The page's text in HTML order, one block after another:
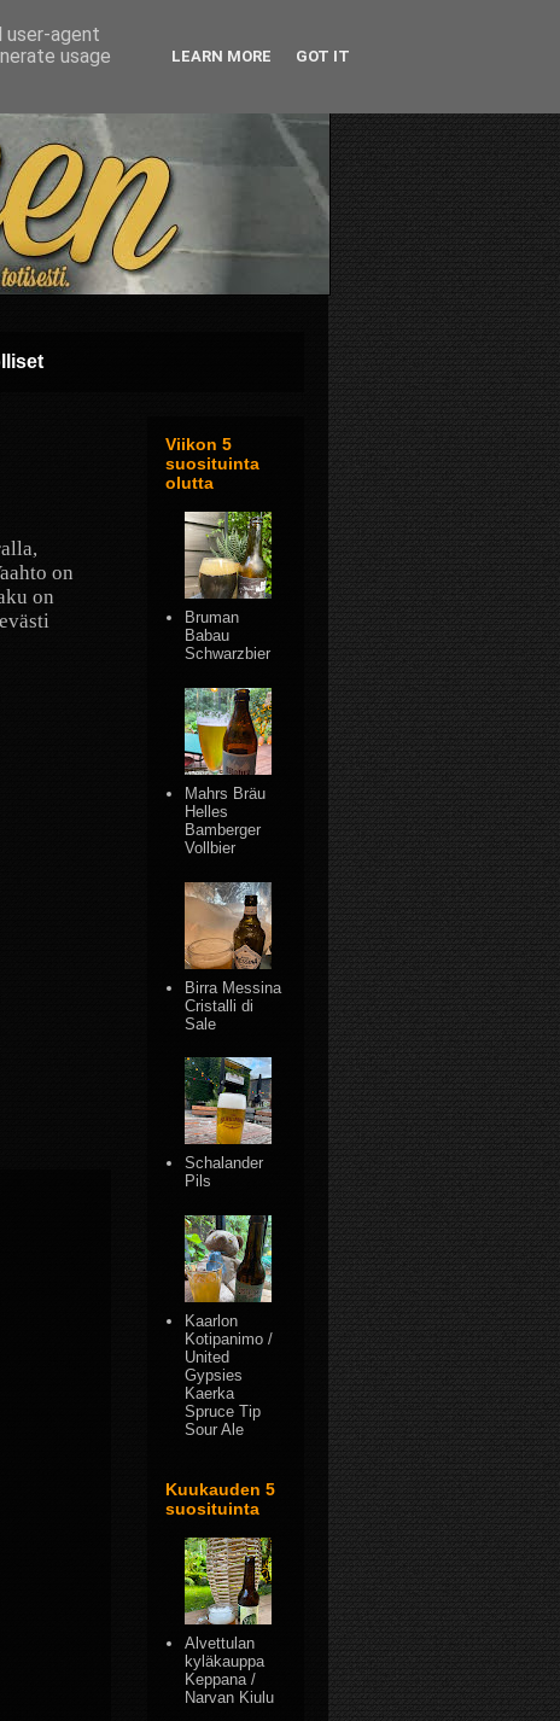
on
on
Viikon 5
suosituinta
olutta
Bruman
Babau
Schwarzbier
Mahrs Bräu
Helles
Bamberger
Vollbier
Birra Messina
Cristalli di
Sale
Schalander
Pils
Kaarlon
Kotipanimo /
United
Gypsies
Kaerka
Spruce Tip
Sour Ale
Kuukauden 5
suosituinta
Alvettulan
kyläkauppa
Keppana /
Narvan Kiulu
user-agent
usage
LEARN MORE GOT IT